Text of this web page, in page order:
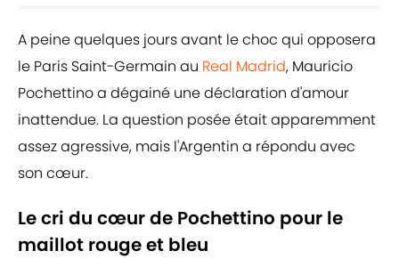
A peine quelques jours avant le choc qui opposera
le Paris Saint-Germain au Real Madrid, Mauricio
Pochettino a dégainé une déclaration d'amour
inattendue. La question posée était apparemment
assez agressive, mais l'Argentin a répondu avec
son cœur.
Le cri du cœur de Pochettino pour le
maillot rouge et bleu